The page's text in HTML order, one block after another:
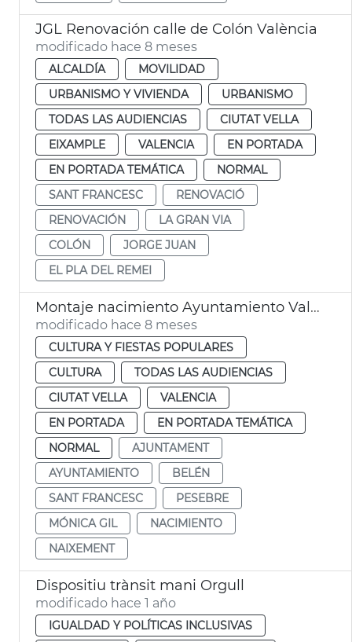
JGL Renovación calle de Colón València
modificado hace 8 meses
ALCALDÍA
MOVILIDAD
URBANISMO Y VIVIENDA
URBANISMO
TODAS LAS AUDIENCIAS
CIUTAT VELLA
EIXAMPLE
VALENCIA
EN PORTADA
EN PORTADA TEMÁTICA
NORMAL
SANT FRANCESC
RENOVACIÓ
RENOVACIÓN
LA GRAN VIA
COLÓN
JORGE JUAN
EL PLA DEL REMEI
Montaje nacimiento Ayuntamiento València
modificado hace 8 meses
CULTURA Y FIESTAS POPULARES
CULTURA
TODAS LAS AUDIENCIAS
CIUTAT VELLA
VALENCIA
EN PORTADA
EN PORTADA TEMÁTICA
NORMAL
AJUNTAMENT
AYUNTAMIENTO
BELÉN
SANT FRANCESC
PESEBRE
MÓNICA GIL
NACIMIENTO
NAIXEMENT
Dispositiu trànsit mani Orgull
modificado hace 1 año
IGUALDAD Y POLÍTICAS INCLUSIVAS